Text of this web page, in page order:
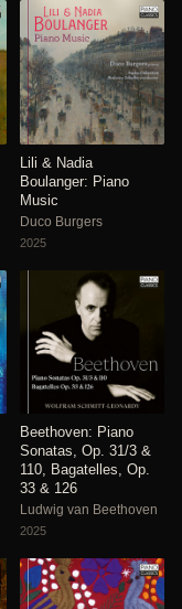
Lili & Nadia
Boulanger: Piano
Music
Duco Burgers
2025
Beethoven: Piano
Sonatas, Op. 31/3 &
110, Bagatelles, Op.
33 & 126
Ludwig van Beethoven
2025